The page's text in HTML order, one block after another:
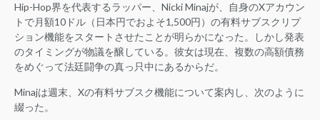
Hip-Hop界を代表するラッパー、Nicki Minajが、自身のXアカウン
トで月額10ドル（日本円でおよそ1,500円）の有料サブスクリプ
ション機能をスタートさせたことが明らかになった。しかし発表
のタイミングが物議を醸している。彼女は現在、複数の高額債務
をめぐって法廷闘争の真っ只中にあるからだ。
Minajは週末、Xの有料サブスク機能について案内し、次のように
綴った。